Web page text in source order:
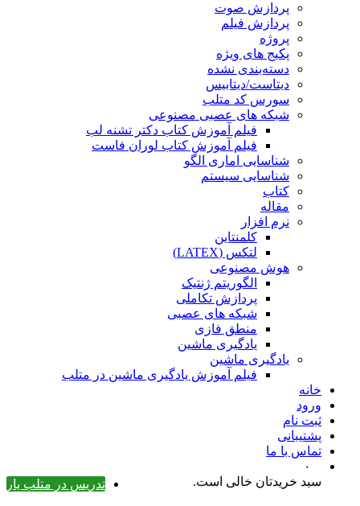
پردازش صوت
پردازش فیلم
پروژه
پکیج های ویژه
دسته‌بندی نشده
دیتاست/دیتابیس
سورس کد متلب
شبکه های عصبی مصنوعی
فیلم آموزش کتاب دکتر تشنه لب
فیلم آموزش کتاب لوران فاست
شناسایی اماری الگو
شناسایی سیستم
کتاب
مقاله
نرم افزار
کلمنتاین
لتکس (LATEX)
هوش مصنوعی
الگوریتم ژنتیک
پردازش تکاملی
شبکه های عصبی
منطق فازی
یادگیری ماشین
یادگیری ماشین
فیلم آموزش یادگیری ماشین در متلب
خانه
ورود
ثبت نام
پشتیبانی
تماس با ما
۰
تدریس در متلب یار
سبد خریدتان خالی است.